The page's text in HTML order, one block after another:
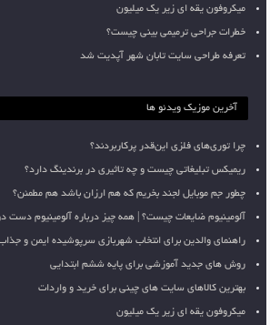
میکروفون یقه ای زیر یک میلیون
خطرات جراحی ترمیمی بینی چیست؟
تعرفه طراحی سایت تابان شهر آپدیت شد
آخرین موزیک ویدئو ها
چرا توری‌های فلزی این‌قدر پرکاربردند؟
ریمیکس تبلیغاتی چیست و چه تاثیری در برندینگ دارد؟
چطور جم موبایل لجند بخریم که هم ارزان باشد هم مطمئن؟
آلومینیوم ضایعات چیست؟ | همه چیز درباره آلومینیوم دست
راهنمای والدین برای انتخاب شهربازی سرپوشیده ایمن و
روش های جدید آموزشی برای پایه ششم ابتدایی
بهترین کالاهای سایت های چینی برای خرید و واردات
میکروفون یقه ای زیر یک میلیون